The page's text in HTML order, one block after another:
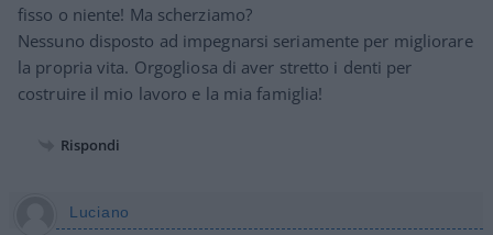
fisso o niente! Ma scherziamo?
Nessuno disposto ad impegnarsi seriamente per migliorare
la propria vita. Orgogliosa di aver stretto i denti per
costruire il mio lavoro e la mia famiglia!
Rispondi
Luciano